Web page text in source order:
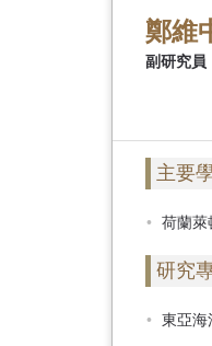
鄭維
副研究員
主要
荷蘭萊
研究
東亞海